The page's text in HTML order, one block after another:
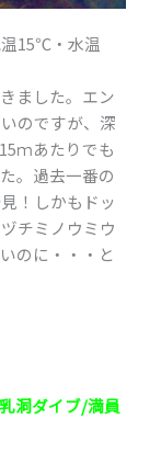
15℃・水温
ました。エン
のですが、深
ｍあたりでも
。過去一番の
！しかもドッ
チミノウミウ
のに・・・と
洞ダイブ/満員